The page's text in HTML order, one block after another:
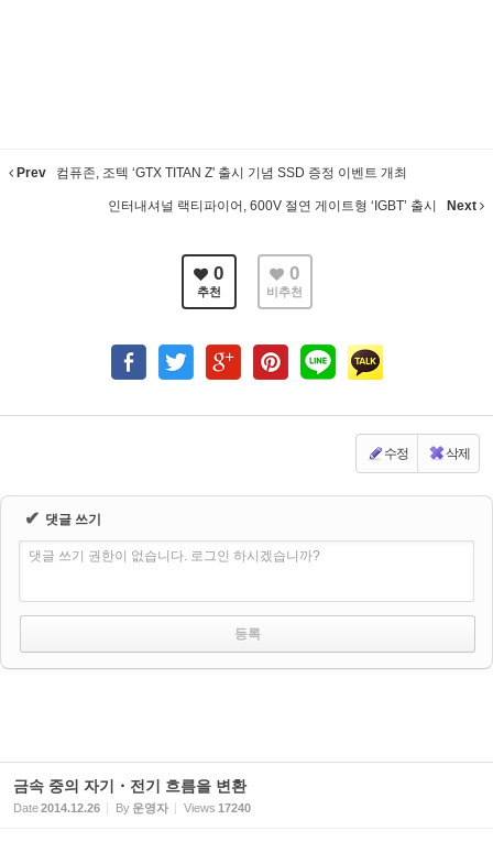
Prev 컴퓨존, 조텍 ‘GTX TITAN Z' 출시 기념 SSD 증정 이벤트 개최
인터내셔널 랙티파이어, 600V 절연 게이트형 ‘IGBT’ 출시 Next
0
추천
0
비추천
수정 삭제
✔ 댓글 쓰기
댓글 쓰기 권한이 없습니다. 로그인 하시겠습니까?
금속 중의 자기・전기 흐름을 변환
Date2014.12.26 By 운영자 Views 17240